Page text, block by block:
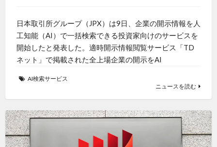
日本取引所グループ（JPX）は9日、企業の開示情報を人
工知能（AI）で一括検索できる投資家向けのサービスを
開始したと発表した。適時開示情報閲覧サービス「TD
ネット」で掲載された全上場企業の開示をAI
AI検索サービス
ニュースを読む